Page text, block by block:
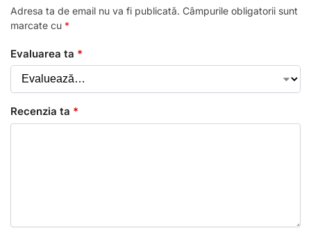
Adresa ta de email nu va fi publicată. Câmpurile obligatorii sunt
marcate cu *
Evaluarea ta *
Recenzia ta *